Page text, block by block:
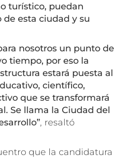
turístico, puedan
de esta ciudad y su
nosotros un punto de
tiempo, por eso la
estará puesta al
científico,
que se transformará
Se llama la Ciudad del
, resaltó
que la candidatura